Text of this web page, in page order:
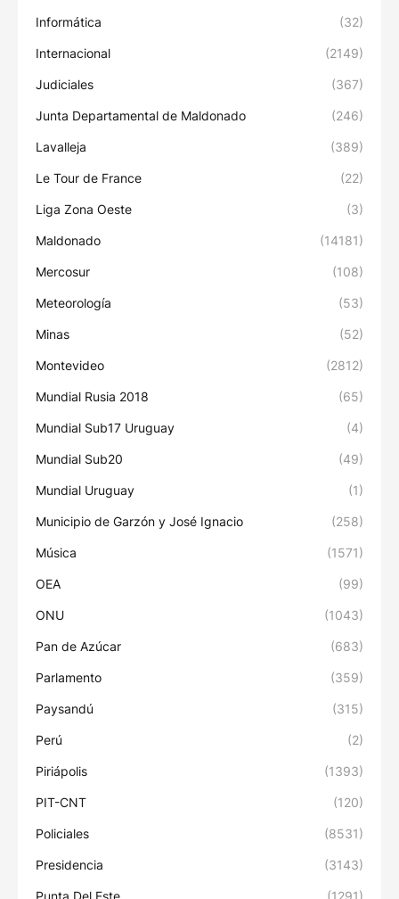
Informática (32)
Internacional (2149)
Judiciales (367)
Junta Departamental de Maldonado (246)
Lavalleja (389)
Le Tour de France (22)
Liga Zona Oeste (3)
Maldonado (14181)
Mercosur (108)
Meteorología (53)
Minas (52)
Montevideo (2812)
Mundial Rusia 2018 (65)
Mundial Sub17 Uruguay (4)
Mundial Sub20 (49)
Mundial Uruguay (1)
Municipio de Garzón y José Ignacio (258)
Música (1571)
OEA (99)
ONU (1043)
Pan de Azúcar (683)
Parlamento (359)
Paysandú (315)
Perú (2)
Piriápolis (1393)
PIT-CNT (120)
Policiales (8531)
Presidencia (3143)
Punta Del Este (1291)